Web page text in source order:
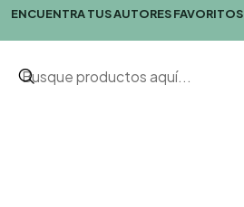
ENCUENTRA TUS AUTORES FAVORITOS